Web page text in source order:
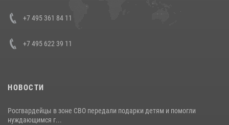
представителя Президента Российской Федерации в Северо-
Кавказском федеральном округе Виталием Кузнецовым
+7 495 361 84 11
+7 495 622 39 11
НОВОСТИ
Росгвардейцы в зоне СВО передали подарки детям и помогли
нуждающимся г...